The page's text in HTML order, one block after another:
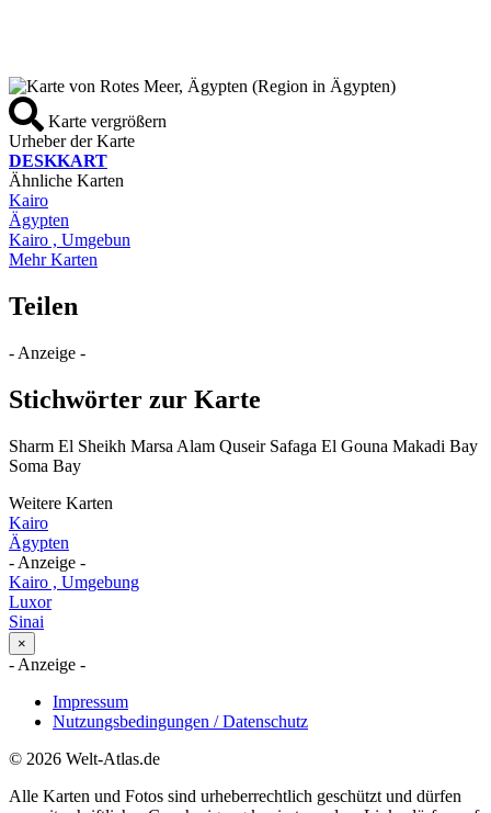
Karte vergrößern
Urheber der Karte
DESKKART
Ähnliche Karten
Kairo
Ägypten
Kairo , Umgebun
Mehr Karten
Teilen
- Anzeige -
Stichwörter zur Karte
Sharm El Sheikh Marsa Alam Quseir Safaga El Gouna Makadi Bay
Soma Bay
Weitere Karten
Kairo
Ägypten
- Anzeige -
Kairo , Umgebung
Luxor
Sinai
×
- Anzeige -
Impressum
Nutzungsbedingungen / Datenschutz
© 2026 Welt-Atlas.de
Alle Karten und Fotos sind urheberrechtlich geschützt und dürfen